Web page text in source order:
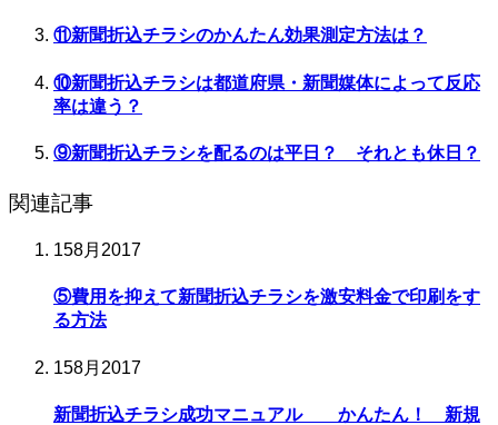
⑪新聞折込チラシのかんたん効果測定方法は？
⑩新聞折込チラシは都道府県・新聞媒体によって反応
率は違う？
⑨新聞折込チラシを配るのは平日？ それとも休日？
関連記事
158月 2017
⑤費用を抑えて新聞折込チラシを激安料金で印刷をす
る方法
158月 2017
新聞折込チラシ成功マニュアル かんたん！ 新規